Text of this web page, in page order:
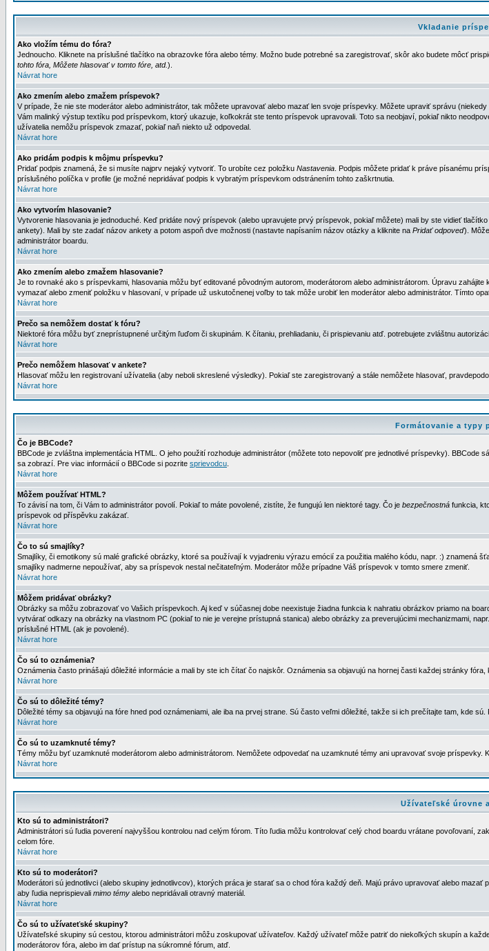
Vkladanie
Ako vložím tému do fóra?
Jednoucho. Kliknete na príslušné tlačítko na obrazovke fóra alebo témy. Možno bude potrebné sa zaregistrovať, skôr ako budete môcť
tohto fóra, Môžete hlasovať v tomto fóre, atd.).
Návrat hore
Ako zmením alebo zmažem príspevok?
V prípade, že nie ste moderátor alebo administrátor, tak môžete upravovať alebo mazať len svoje príspevky. Môžete upraviť správu
Vám malinký výstup textíku pod príspevkom, ktorý ukazuje, koľkokrát ste tento príspevok upravovali. Toto sa neobjaví, pokiaľ nikto
užívatelia nemôžu príspevok zmazať, pokiaľ naň niekto už odpovedal.
Návrat hore
Ako pridám podpis k môjmu príspevku?
Pridať podpis znamená, že si musíte najprv nejaký vytvoriť. To urobíte cez položku Nastavenia . Podpis môžete pridať k práve písanému
príslušného políčka v profile (je možné nepridávať podpis k vybratým príspevkom odstránením tohto zaškrtnutia.
Návrat hore
Ako vytvorím hlasovanie?
Vytvorenie hlasovania je jednoduché. Keď pridáte nový príspevok (alebo upravujete prvý príspevok, pokiaľ môžete) mali by ste vidieť tlačítko
ankety). Mali by ste zadať názov ankety a potom aspoň dve možnosti (nastavte napísaním názov otázky a kliknite na Pridať odpoveď).
administrátor boardu.
Návrat hore
Ako zmením alebo zmažem hlasovanie?
Je to rovnaké ako s príspevkami, hlasovania môžu byť editované pôvodným autorom, moderátorom alebo administrátorom. Úpravu
vymazať alebo zmeniť položku v hlasovaní, v prípade už uskutočnenej voľby to tak môže urobiť len moderátor alebo administrátor. Tímto
Návrat hore
Prečo sa nemôžem dostať k fóru?
Niektoré fóra môžu byť zneprístupnené určitým ľuďom či skupinám. K čítaniu, prehliadaniu, či prispievaniu atď. potrebujete zvláštnu
Návrat hore
Prečo nemôžem hlasovať v ankete?
Hlasovať môžu len registrovaní užívatelia (aby neboli skreslené výsledky). Pokiaľ ste zaregistrovaný a stále nemôžete hlasovať,
Návrat hore
Formátovanie a typy
Čo je BBCode?
BBCode je zvláštna implementácia HTML. O jeho použití rozhoduje administrátor (môžete toto nepovoliť pre jednotlivé príspevky).
sa zobrazí. Pre viac informácií o BBCode si pozrite sprievodcu
Návrat hore
Môžem používať HTML?
To závisí na tom, či Vám to administrátor povolí. Pokiaľ to máte povolené, zistíte, že fungujú len niektoré tagy. Čo je bezpečnostná funkcia,
príspevok od příspěvku zakázať.
Návrat hore
Čo to sú smajlíky?
Smajlíky, či emotikony sú malé grafické obrázky, ktoré sa používají k vyjadreniu výrazu emócií za použitia malého kódu, napr. :)
smajlíky nadmerne nepoužívať, aby sa príspevok nestal nečitateľným. Moderátor môže prípadne Váš príspevok v tomto smere zmeniť.
Návrat hore
Môžem pridávať obrázky?
Obrázky sa môžu zobrazovať vo Vašich príspevkoch. Aj keď v súčasnej dobe neexistuje žiadna funkcia k nahratiu obrázkov priamo na
vytvárať odkazy na obrázky na vlastnom PC (pokiaľ to nie je verejne prístupná stanica) alebo obrázky za preverujúcimi mechanizmami,
príslušné HTML (ak je povolené).
Návrat hore
Čo sú to oznámenia?
Oznámenia často prinášajú dôležité informácie a mali by ste ich čítať čo najskôr. Oznámenia sa objavujú na hornej časti každej stránky
Návrat hore
Čo sú to dôležité témy?
Dôležité témy sa objavujú na fóre hned pod oznámeniami, ale iba na prvej strane. Sú často veľmi dôležité, takže si ich prečítajte tam, kde
Návrat hore
Čo sú to uzamknuté témy?
Témy môžu byť uzamknuté moderátorom alebo administrátorom. Nemôžete odpovedať na uzamknuté témy ani upravovať svoje
Návrat hore
Užívateľské úrovne
Kto sú to administrátori?
Administrátori sú ľudia poverení najvyššou kontrolou nad celým fórom. Títo ľudia môžu kontrolovať celý chod boardu vrátane povoľovaní,
celom fóre.
Návrat hore
Kto sú to moderátori?
Moderátori sú jednotlivci (alebo skupiny jednotlivcov), ktorých práca je starať sa o chod fóra každý deň. Majú právo upravovať alebo
aby ľudia neprispievali mimo témy alebo nepridávali otravný materiál.
Návrat hore
Čo sú to užívateťské skupiny?
Užívateľské skupiny sú cestou, ktorou administrátori môžu zoskupovať užívateľov. Každý užívateľ môže patriť do niekoľkých skupín a
moderátorov fóra, alebo im dať prístup na súkromné fórum, atď.